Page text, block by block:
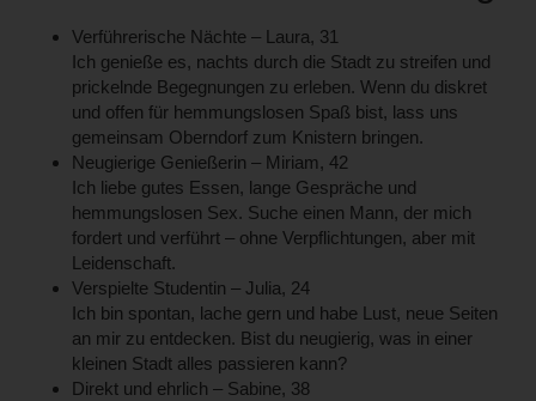
Verführerische Nächte – Laura, 31
Ich genieße es, nachts durch die Stadt zu streifen und
prickelnde Begegnungen zu erleben. Wenn du diskret
und offen für hemmungslosen Spaß bist, lass uns
gemeinsam Oberndorf zum Knistern bringen.
Neugierige Genießerin – Miriam, 42
Ich liebe gutes Essen, lange Gespräche und
hemmungslosen Sex. Suche einen Mann, der mich
fordert und verführt – ohne Verpflichtungen, aber mit
Leidenschaft.
Verspielte Studentin – Julia, 24
Ich bin spontan, lache gern und habe Lust, neue Seiten
an mir zu entdecken. Bist du neugierig, was in einer
kleinen Stadt alles passieren kann?
Direkt und ehrlich – Sabine, 38